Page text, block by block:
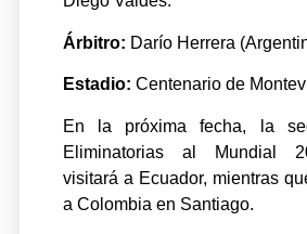
Árbitro: Darío Herrera
Estadio: Centenario de
En la próxima fecha, la
Eliminatorias al Mundial
visitará a Ecuador, mientras
a Colombia en Santiago.